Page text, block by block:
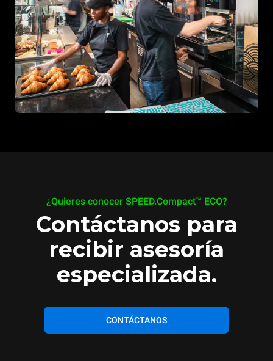
¿Quieres conocer SPEED.Compact™ ECO?
Contáctanos para
recibir asesoría
especializada.
CONTÁCTANOS